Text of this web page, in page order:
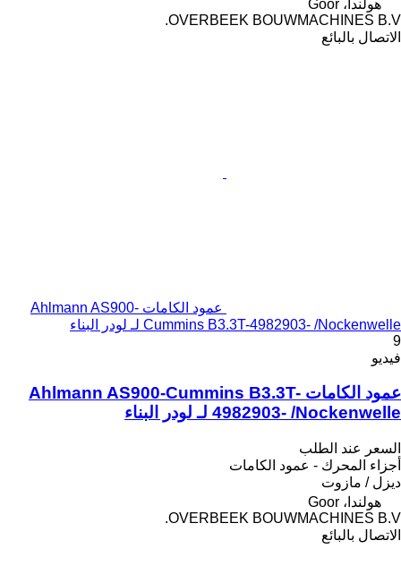
هولندا، Goor
OVERBEEK BOUWMACHINES B.V.
الاتصال بالبائع
عمود الكامات Ahlmann AS900-
Cummins B3.3T-4982903- /Nockenwelle لـ لودر البناء
9
فيديو
عمود الكامات Ahlmann AS900-Cummins B3.3T-
4982903- /Nockenwelle لـ لودر البناء
السعر عند الطلب
أجزاء المحرك - عمود الكامات
ديزل / مازوت
هولندا، Goor
OVERBEEK BOUWMACHINES B.V.
الاتصال بالبائع